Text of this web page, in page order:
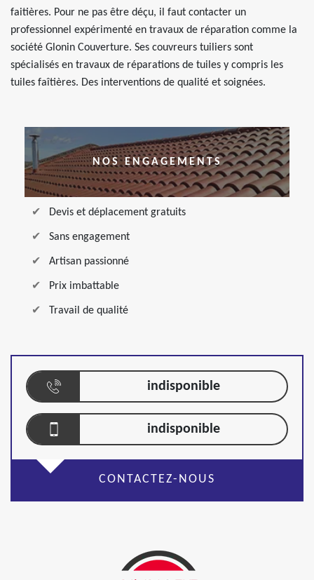
faitières. Pour ne pas être déçu, il faut contacter un
professionnel expérimenté en travaux de réparation comme la
société Glonin Couverture. Ses couvreurs tuiliers sont
spécialisés en travaux de réparations de tuiles y compris les
tuiles faîtières. Des interventions de qualité et soignées.
NOS ENGAGEMENTS
Devis et déplacement gratuits
Sans engagement
Artisan passionné
Prix imbattable
Travail de qualité
indisponible
indisponible
CONTACTEZ-NOUS